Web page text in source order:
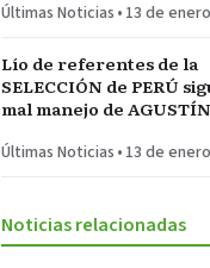
Últimas Noticias • 13 de enero
Lío de referentes de la
SELECCIÓN de PERÚ
mal manejo de AGUSTÍN
FEDERACIÓN PERUANA
Últimas Noticias • 13 de enero
Noticias relacionadas